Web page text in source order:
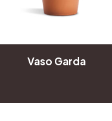
Vaso Garda